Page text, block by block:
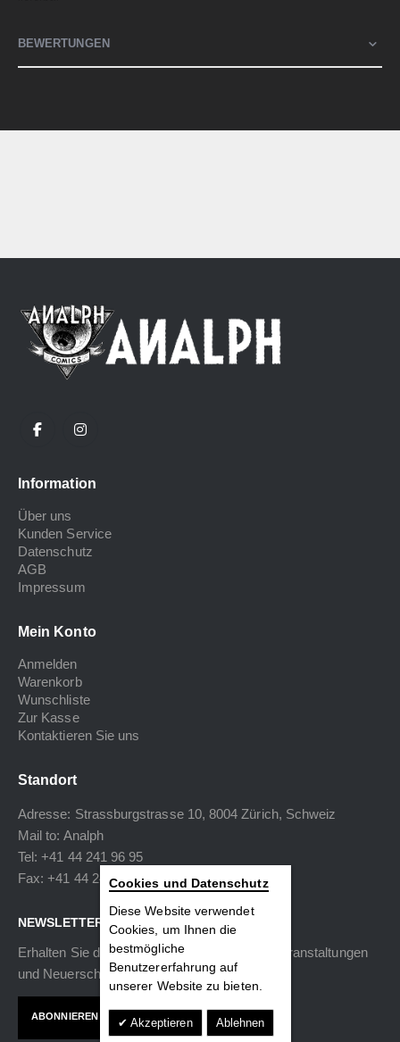
BEWERTUNGEN
Information
Über uns
Kunden Service
Datenschutz
AGB
Impressum
Mein Konto
Anmelden
Warenkorb
Wunschliste
Zur Kasse
Kontaktieren Sie uns
Standort
Adresse: Strassburgstrasse 10, 8004 Zürich, Schweiz
Mail to: Analph
Tel: +41 44 241 96 95
Fax: +41 44 240 34 40
NEWSLETTER
Erhalten Sie die neuesten Informationen zu Veranstaltungen
und Neuerscheinungen.
ABONNIEREN
Cookies und Datenschutz
Diese Website verwendet
Cookies, um Ihnen die
bestmögliche
Benutzererfahrung auf
unserer Website zu bieten.
Akzeptieren Ablehnen